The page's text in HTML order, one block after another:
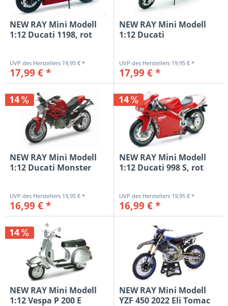
NEW RAY Mini Modell
1:12 Ducati 1198, rot
19,95 € *
17,99 € *
NEW RAY Mini Modell
1:12 Ducati
19,95 € *
17,99 € *
14
NEW RAY Mini Modell
1:12 Ducati Monster
19,95 € *
16,99 € *
14
NEW RAY Mini Modell
1:12 Ducati 998 S, rot
19,95 € *
16,99 € *
14
NEW RAY Mini Modell
1:12 Vespa P 200 E
NEW RAY Mini Modell
YZF 450 2022 Eli Tomac